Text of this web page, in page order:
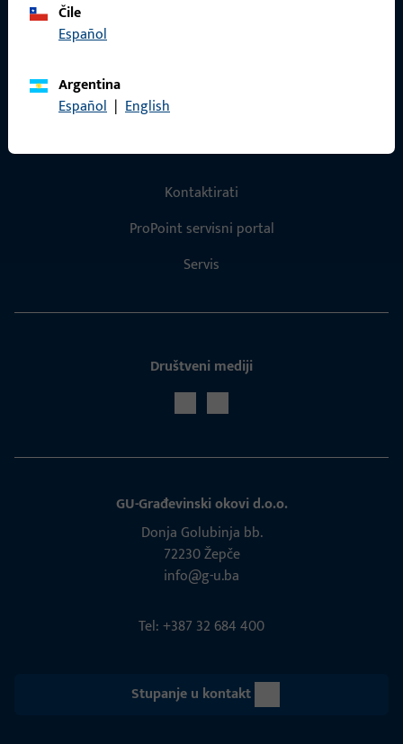
Čile
Español
Argentina
Español | English
Kontakt
Kontaktirati
ProPoint servisni portal
Servis
Društveni mediji
GU-Građevinski okovi d.o.o.
Donja Golubinja bb.
72230 Žepče
info@g-u.ba
Tel: +387 32 684 400
Stupanje u kontakt